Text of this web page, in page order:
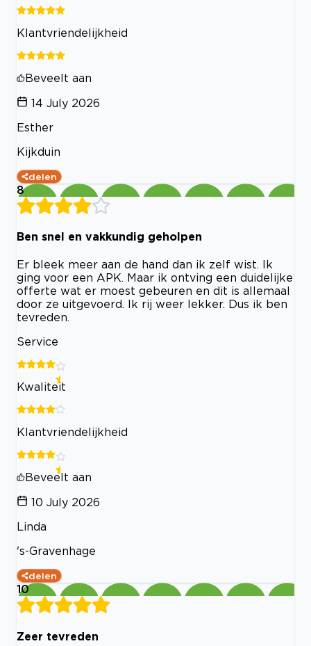
Klantvriendelijkheid
Beveelt aan
14 July 2026
Esther
Kijkduin
delen
8
Ben snel en vakkundig geholpen
Er bleek meer aan de hand dan ik zelf wist. Ik
ging voor een APK. Maar ik ontving een duidelijke
offerte wat er moest gebeuren en dit is allemaal
door ze uitgevoerd. Ik rij weer lekker. Dus ik ben
tevreden.
Service
Kwaliteit
Klantvriendelijkheid
Beveelt aan
10 July 2026
Linda
's-Gravenhage
delen
10
Zeer tevreden